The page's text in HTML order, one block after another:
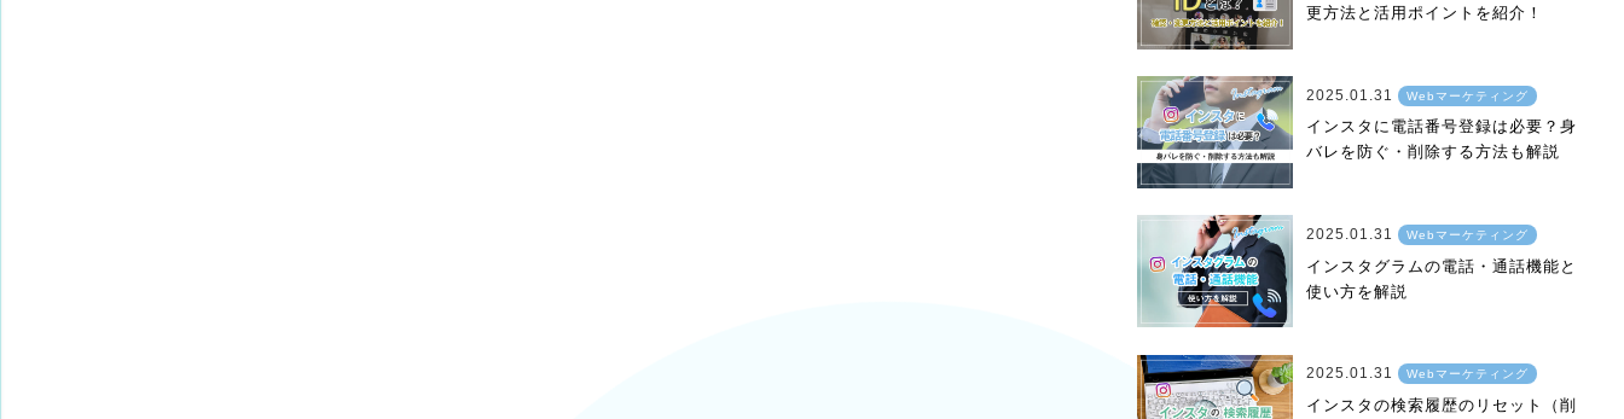
更方法と活用ポイントを紹介！
2025.01.31 Webマーケティング
インスタに電話番号登録は必要？身
バレを防ぐ・削除する方法も解説
2025.01.31 Webマーケティング
インスタグラムの電話・通話機能と
使い方を解説
2025.01.31 Webマーケティング
インスタの検索履歴のリセット（削